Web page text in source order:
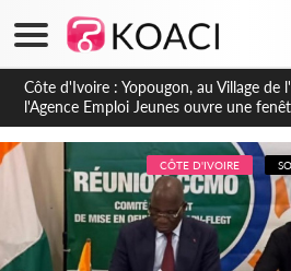
Côte d'Ivoire : CHU de Treichville, après
contractuels obtiennent un accord
arriérés du SMIG 2023
CÔTE D'IVOIRE